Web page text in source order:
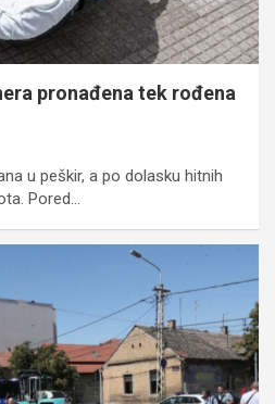
pronađena tek rođena
u peškir, a po dolasku hitnih
Pored…